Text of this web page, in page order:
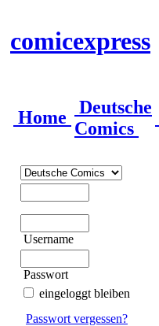
comicexpress
Home
Deutsche
Comics
Username
Passwort
eingeloggt bleiben
Passwort vergessen?